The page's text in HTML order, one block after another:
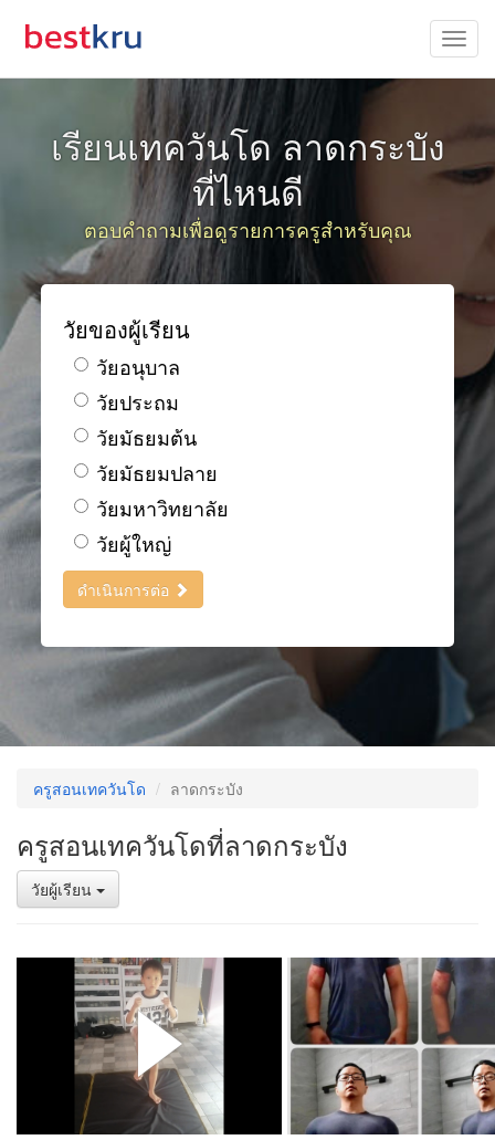
เรียนเทควันโด ลาดกระบัง
ที่ไหนดี
ตอบคำถามเพื่อดูรายการครูสำหรับคุณ
วัยของผู้เรียน
วัยอนุบาล
วัยประถม
วัยมัธยมต้น
วัยมัธยมปลาย
วัยมหาวิทยาลัย
วัยผู้ใหญ่
ดำเนินการต่อ
ครูสอนเทควันโด ลาดกระบัง
ครูสอนเทควันโดที่ลาดกระบัง
วัยผู้เรียน